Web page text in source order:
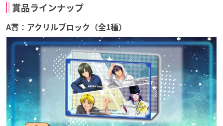
賞品ラインナップ
A賞：アクリルブロック（全1種）